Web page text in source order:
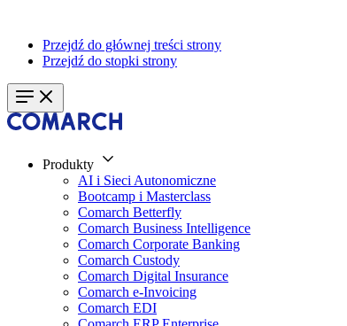
Przejdź do głównej treści strony
Przejdź do stopki strony
Produkty
AI i Sieci Autonomiczne
Bootcamp i Masterclass
Comarch Betterfly
Comarch Business Intelligence
Comarch Corporate Banking
Comarch Custody
Comarch Digital Insurance
Comarch e-Invoicing
Comarch EDI